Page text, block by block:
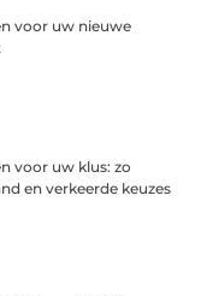
voor uw nieuwe
voor uw klus: zo
en verkeerde keuzes